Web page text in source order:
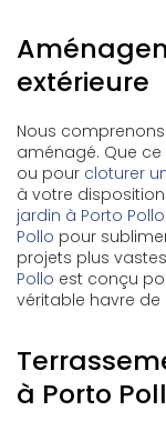
extérieure
Nous
aménagé. Que
ou pour cloturer
à votre
jardin à Porto Pollo
Pollo pour
projets plus
Pollo est conçu
véritable havre de
à Porto